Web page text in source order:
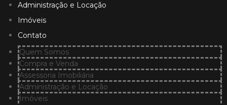
Administração e Locação
Imóveis
Contato
Quem Somos
Compra e Venda
Assessoria Imobiliária
Administração e Locação
Imóveis